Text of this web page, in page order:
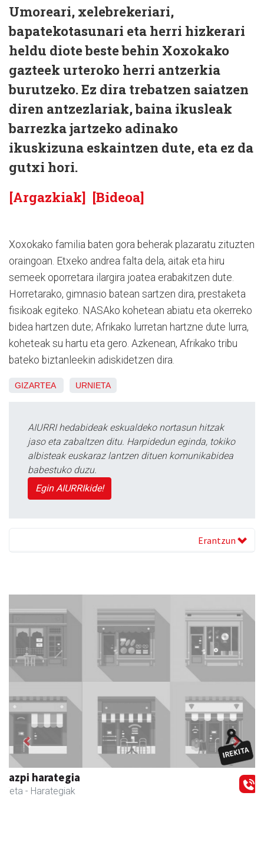
Umoreari, xelebrekeriari,
bapatekotasunari eta herri hizkerari
heldu diote beste behin Xoxokako
gazteek urteroko herri antzerkia
burutzeko. Ez dira trebatzen saiatzen
diren antzezlariak, baina ikusleak
barrezka jartzeko adinako
ikuskizuna eskaintzen dute, eta ez da
gutxi hori.
[Argazkiak] [Bideoa]
Xoxokako familia baten gora beherak plazaratu zituzten
oraingoan. Etxeko andrea falta dela, aitak eta hiru
semeek oporretara ilargira joatea erabakitzen dute.
Horretarako, gimnasio batean sartzen dira, prestaketa
fisikoak egiteko. NASAko kohetean abiatu eta okerreko
bidea hartzen dute; Afrikako lurretan hartzne dute lurra,
koheteak su hartu eta gero. Azkenean, Afrikako tribu
bateko biztanleekin adiskidetzen dira.
GIZARTEA URNIETA
AIURRI hedabideak eskualdeko nortasun hitzak
jaso eta zabaltzen ditu. Harpidedun eginda, tokiko
albisteak euskaraz lantzen dituen komunikabidea
babestuko duzu.
Egin AIURRIkide!
Erantzun
Magale Ikastetxea
Urnieta - Hezkuntza
Previous Next